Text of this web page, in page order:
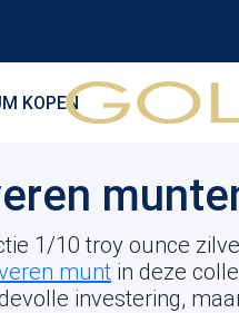
KOPEN
1/10 troy ounce
munt in deze
investering,